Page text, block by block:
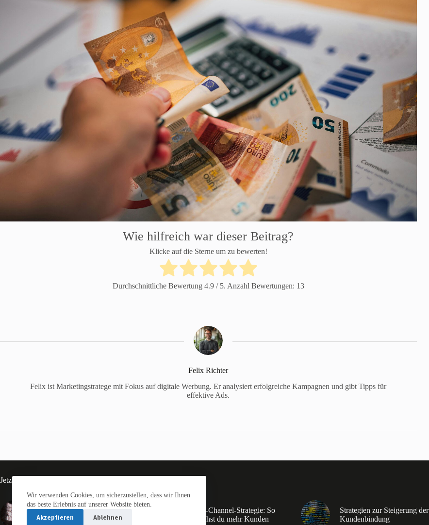
Wir verwenden Cookies, um sicherzustellen, dass wir Ihnen
das beste Erlebnis auf unserer Website bieten.
Akzeptieren Ablehnen
Wie hilfreich war dieser Beitrag?
Klicke auf die Sterne um zu bewerten!
Durchschnittliche Bewertung 4.9/ 5. Anzahl Bewertungen: 13
Felix Richter
Felix ist Marketingstratege mit Fokus auf digitale Werbung. Er analysiert erfolgreiche Kampagnen und gibt Tipps für
effektive Ads.
Jetzt trendig
Multichannel-Marketing: Eine
Strategie für mehr Reichweite
Multi-Channel-Strategie: So
erreichst du mehr Kunden
Strategien zur Steigerung der
Kundenbindung